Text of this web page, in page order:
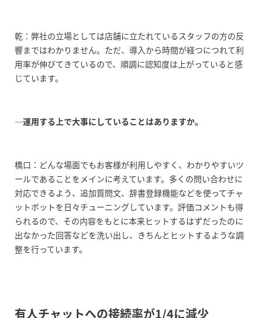
乾：弊社の立場としては店舗に立たれているスタッフの方の反
響まではわかりません。ただ、導入から時間が経つにつれて利
用率が伸びてきているので、順調に認知度は上がっていると感
じています。
―運用する上で大事にしていることはありますか。
橋口：どんな場面でもお客様が利用しやすく、わかりやすいツ
ールであることをメインに考えています。多くの問い合わせに
対応できるよう、追加質問文、辞書登録機能などを使ってチャ
ットボットを日々チューニングしています。評価コメントも得
られるので、その内容をもとに本来ヒットするはずだったのに
出なかった回答などを洗い出し、きちんとヒットするような調
整を行っています。
有人チャットへの接続率が1/4に減少